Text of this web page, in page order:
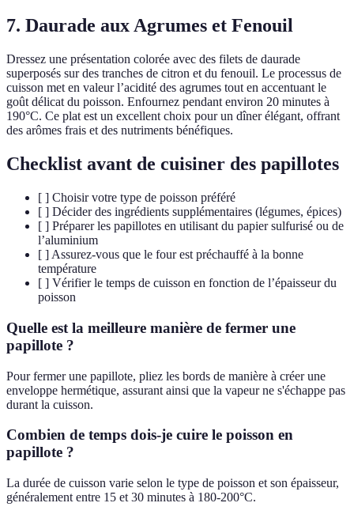
7. Daurade aux Agrumes et Fenouil
Dressez une présentation colorée avec des filets de daurade
superposés sur des tranches de citron et du fenouil. Le processus de
cuisson met en valeur l’acidité des agrumes tout en accentuant le
goût délicat du poisson. Enfournez pendant environ 20 minutes à
190°C. Ce plat est un excellent choix pour un dîner élégant, offrant
des arômes frais et des nutriments bénéfiques.
Checklist avant de cuisiner des papillotes
[ ] Choisir votre type de poisson préféré
[ ] Décider des ingrédients supplémentaires (légumes, épices)
[ ] Préparer les papillotes en utilisant du papier sulfurisé ou de
l’aluminium
[ ] Assurez-vous que le four est préchauffé à la bonne
température
[ ] Vérifier le temps de cuisson en fonction de l’épaisseur du
poisson
Quelle est la meilleure manière de fermer une
papillote ?
Pour fermer une papillote, pliez les bords de manière à créer une
enveloppe hermétique, assurant ainsi que la vapeur ne s'échappe pas
durant la cuisson.
Combien de temps dois-je cuire le poisson en
papillote ?
La durée de cuisson varie selon le type de poisson et son épaisseur,
généralement entre 15 et 30 minutes à 180-200°C.